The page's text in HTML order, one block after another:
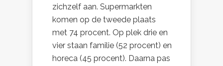
zichzelf aan. Supermarkten
komen op de tweede plaats
met 74 procent. Op plek drie en
vier staan familie (52 procent) en
horeca (45 procent). Daarna pas